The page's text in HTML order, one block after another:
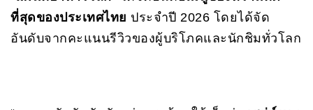
ที่สุดของประเทศไทย ประจำปี 2026 โดยได้จัด
อันดับจากคะแนนรีวิวของผู้บริโภคและนักชิมทั่วโลก